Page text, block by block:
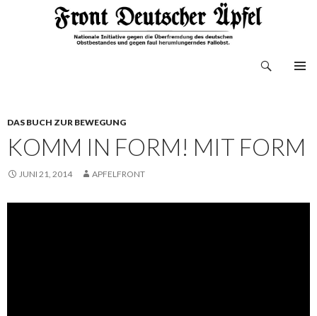
DAS BUCH ZUR BEWEGUNG
KOMM IN FORM! MIT FORM
JUNI 21, 2014 APFELFRONT